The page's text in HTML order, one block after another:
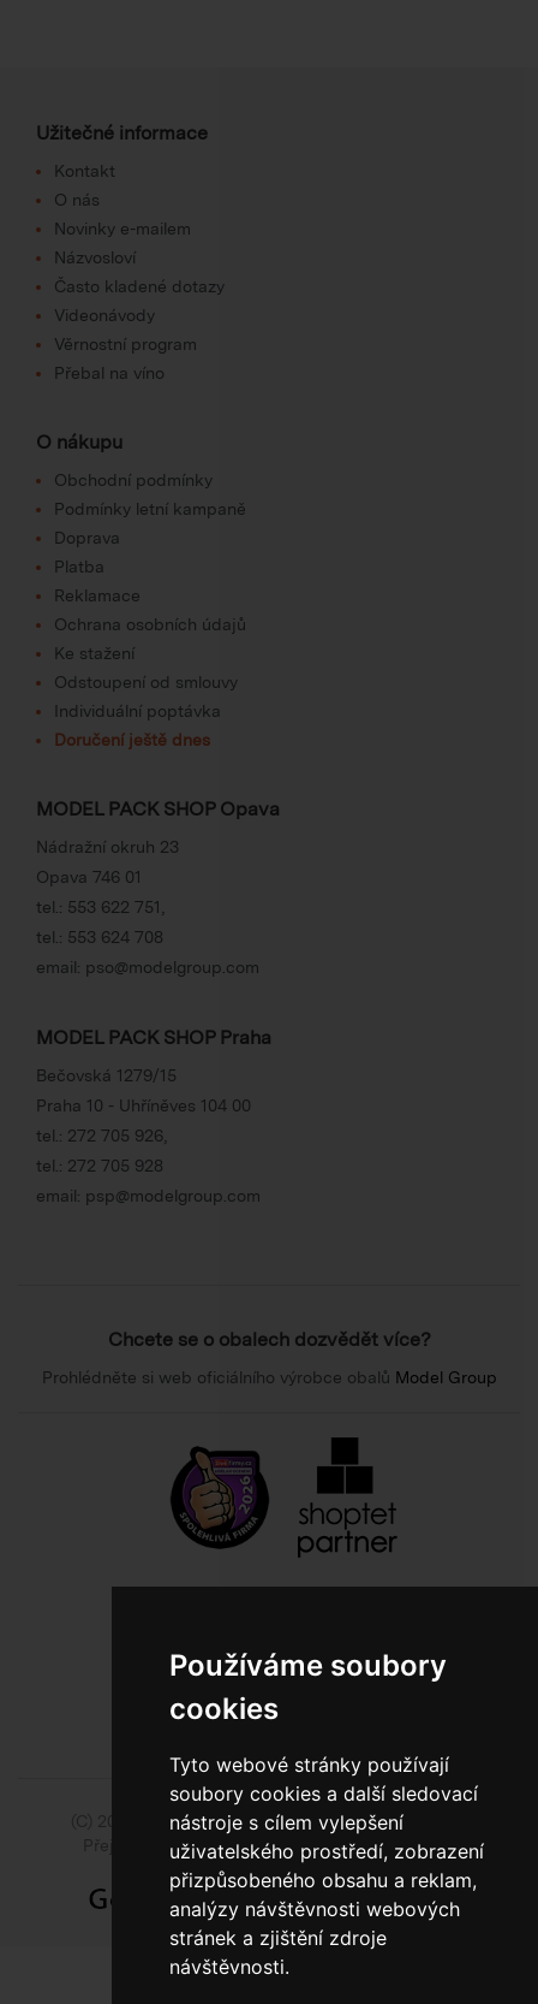
Používáme soubory
cookies
Tyto webové stránky používají
soubory cookies a další sledovací
nástroje s cílem vylepšení
uživatelského prostředí, zobrazení
přizpůsobeného obsahu a reklam,
analýzy návštěvnosti webových
stránek a zjištění zdroje
návštěvnosti.
Užitečné informace
Kontakt
O nás
Novinky e-mailem
Názvosloví
Často kladené dotazy
Videonávody
Věrnostní program
Přebal na víno
O nákupu
Obchodní podmínky
Podmínky letní kampaně
Doprava
Platba
Reklamace
Ochrana osobních údajů
Ke stažení
Odstoupení od smlouvy
Individuální poptávka
Doručení ještě dnes
MODEL PACK SHOP Opava
Nádražní okruh 23
Opava 746 01
tel.: 553 622 751
tel.: 553 624 708
email: pso@modelgroup.com
MODEL PACK SHOP Praha
Bečovská 1279/15
Praha 10 - Uhříněves 104 00
tel.: 272 705 926
tel.: 272 705 928
email: psp@modelgroup.com
Chcete se o obalech dozvědět více?
Prohlédněte si web oficiálního výrobce obalů Model Group
(C) 2014 - 2026 Model Obaly a.s.,ISSA CZECH s.r.o.
Přejít na slovenskou pobočku Model Pack Shop